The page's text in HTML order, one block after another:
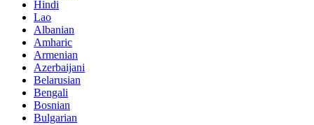
Hindi
Lao
Albanian
Amharic
Armenian
Azerbaijani
Belarusian
Bengali
Bosnian
Bulgarian